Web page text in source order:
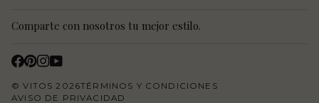
Comparte con nosotros tu mejor estilo.
©VITOS 2026TÉRMINOS Y CONDICIONES
AVISO DE PRIVACIDAD